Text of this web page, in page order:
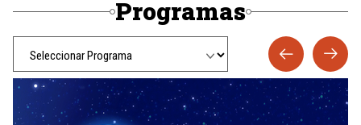
Programas